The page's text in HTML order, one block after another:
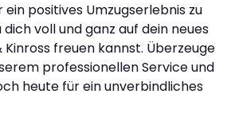
ein positives Umzugserlebnis zu
voll und ganz auf dein neues
Kinross freuen kannst. Überzeuge
professionellen Service und
heute für ein unverbindliches